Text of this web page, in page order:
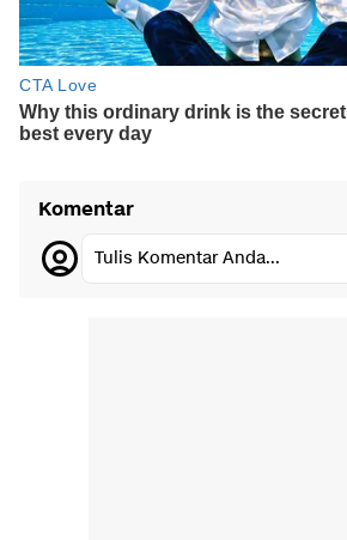
Komentar
Tulis Komentar Anda...